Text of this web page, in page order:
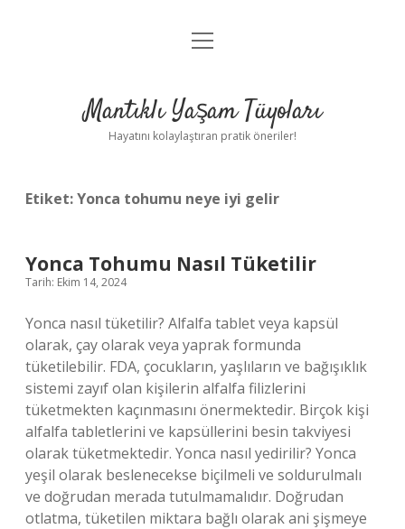
Anasayfa
Yasal Uyarı
menüyü
Mantıklı Yaşam Tüyoları
Hayatını kolaylaştıran pratik öneriler!
Etiket:Yonca tohumu neye iyi gelir
Yonca Tohumu Nasıl Tüketilir
Tarih: Ekim 14, 2024
Yonca nasıl tüketilir? Alfalfa tablet veya kapsül
olarak, çay olarak veya yaprak formunda
tüketilebilir. FDA, çocukların, yaşlıların ve bağışıklık
sistemi zayıf olan kişilerin alfalfa filizlerini
tüketmekten kaçınmasını önermektedir. Birçok kişi
alfalfa tabletlerini ve kapsüllerini besin takviyesi
olarak tüketmektedir. Yonca nasıl yedirilir? Yonca
yeşil olarak beslenecekse biçilmeli ve soldurulmalı
ve doğrudan merada tutulmamalıdır. Doğrudan
otlatma, tüketilen miktara bağlı olarak ani şişmeye